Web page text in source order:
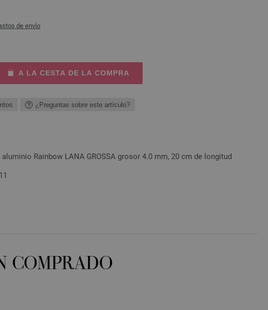
de envío
A LA CESTA DE LA COMPRA
¿Preguntas sobre este artículo?
Rainbow LANA GROSSA grosor 4.0 mm, 20 cm de longitud
COMPRADO